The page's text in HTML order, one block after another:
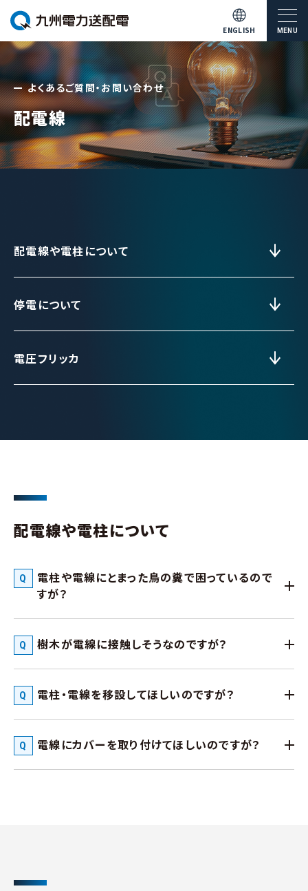
ENGLISH MENU
よくあるご質問・お問い合わせ
配電線
配電線や電柱について
停電について
電圧フリッカ
配電線や電柱について
電柱や電線にとまった鳥の糞で困っているので
すが？
樹木が電線に接触しそうなのですが？
電柱・電線を移設してほしいのですが？
電線にカバーを取り付けてほしいのですが？